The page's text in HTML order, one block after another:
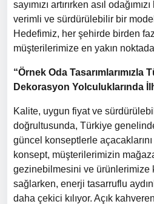
sayımızı artırırken asıl odağımızı
verimli ve sürdürülebilir bir
Hedefimiz, her şehirde birden
müşterilerimize en yakın
“Örnek Oda Tasarımlarımızla
Dekorasyon Yolculuklarında
Kalite, uygun fiyat ve
doğrultusunda, Türkiye
güncel konseptlerle
konsept, müşterilerimizin
gezinebilmesini ve ürünlerimize
sağlarken, enerji tasarruflu
daha çekici kılıyor. Açık